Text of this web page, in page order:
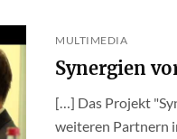
MULTIMEDIA
Synergien
[…] Das Projekt
weiteren Partnern